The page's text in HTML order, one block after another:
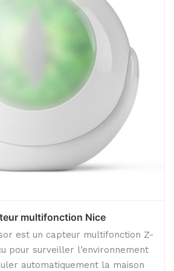
multifonction Nice
est un capteur multifonction Z-
pour surveiller l’environnement
automatiquement la maison